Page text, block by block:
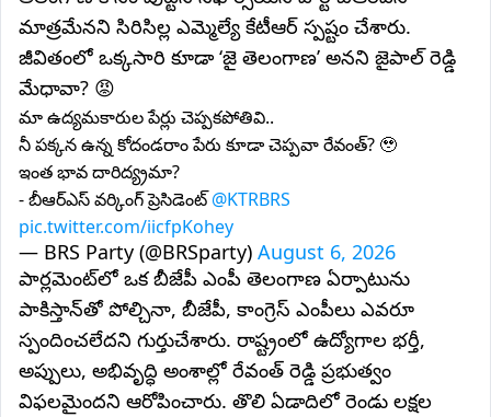
మాత్రమేనని సిరిసిల్ల ఎమ్మెల్యే కేటీఆర్‌ స్పష్టం చేశారు.
జీవితంలో ఒక్కసారి కూడా ‘జై తెలంగాణ’ అనని జైపాల్ రెడ్డి
మేధావా? 😡
మా ఉద్యమకారుల పేర్లు చెప్పకపోతివి..
నీ పక్కన ఉన్న కోదండరాం పేరు కూడా చెప్పవా రేవంత్? 🥹
ఇంత భావ దారిద్య్రమా?
- బీఆర్‌ఎస్ వర్కింగ్ ప్రెసిడెంట్@KTRBRS
pic.twitter.com/iicfpKohey
— BRS Party (@BRSparty) August 6, 2026
పార్లమెంట్‌లో ఒక బీజేపీ ఎంపీ తెలంగాణ ఏర్పాటును
పాకిస్తాన్‌తో పోల్చినా, బీజేపీ, కాంగ్రెస్ ఎంపీలు ఎవరూ
స్పందించలేదని గుర్తుచేశారు. రాష్ట్రంలో ఉద్యోగాల భర్తీ,
అప్పులు, అభివృద్ధి అంశాల్లో రేవంత్‌ రెడ్డి ప్రభుత్వం
విఫలమైందని ఆరోపించారు. తొలి ఏడాదిలో రెండు లక్షల